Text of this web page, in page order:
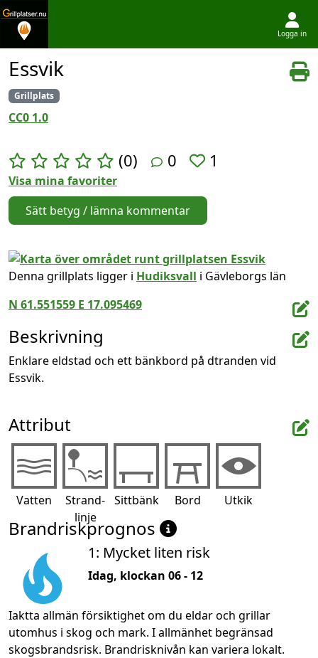
Logga in
Essvik
Grillplats
CC0 1.0
(0) 0 1
Visa mina favoriter
Sätt betyg / lämna kommentar
Denna grillplats ligger i Hudiksvall i Gävleborgs län
N 61.551559 E 17.095469
Beskrivning
Enklare eldstad och ett bänkbord på dtranden vid
Essvik.
Attribut
Vatten
Strand-
linje
Sittbänk Bord Utkik
Brandriskprognos
1: Mycket liten risk
Idag, klockan 06 - 12
Iaktta allmän försiktighet om du eldar och grillar
utomhus i skog och mark. I allmänhet begränsad
skogsbrandsrisk. Brandrisknivån kan variera lokalt.